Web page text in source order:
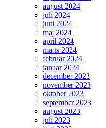
august 2024
juli 2024
juni 2024
maj 2024
april 2024
marts 2024
februar 2024
januar 2024
december 2023
november 2023
oktober 2023
september 2023
august 2023
juli 2023